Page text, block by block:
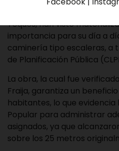
Teques, han visto
importancia para su día a
caminería tipo escaleras, a
de Planificación Pública
La obra, la cual fue
Fraija, garantiza un
habitantes, lo que
Popular para administrar
asignados, ya que
sobre los 25 metros